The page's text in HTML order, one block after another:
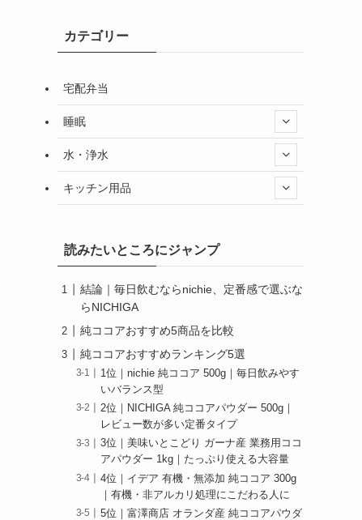
カテゴリー
宅配弁当
睡眠
水・浄水
キッチン用品
読みたいところにジャンプ
結論｜毎日飲むならnichie、定番感で選ぶな
らNICHIGA
純ココアおすすめ5商品を比較
純ココアおすすめランキング5選
1位｜nichie 純ココア 500g｜毎日飲みやす
いバランス型
2位｜NICHIGA 純ココアパウダー 500g｜
レビュー数が多い定番タイプ
3位｜美味いとこどり ガーナ産 業務用ココ
アパウダー 1kg｜たっぷり使える大容量
4位｜イデア 有機・無添加 純ココア 300g
｜有機・非アルカリ処理にこだわる人に
5位｜富澤商店 オランダ産 純ココアパウダ